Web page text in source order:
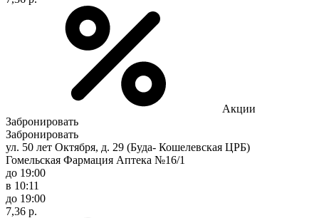
Акции
Забронировать
Забронировать
ул. 50 лет Октября, д. 29 (Буда- Кошелевская ЦРБ)
Гомельская Фармация Аптека №16/1
до 19:00
в 10:11
до 19:00
7,36 р.